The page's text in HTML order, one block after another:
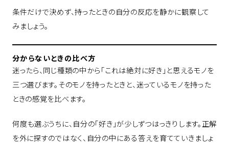
条件だけで決めず、持ったときの自分の反応を静かに観察して
みましょう。
分からないときの比べ方
迷ったら、同じ種類の中から「これは絶対に好き」と思えるモノを
三つ選びます。そのモノを持ったときと、迷っているモノを持った
ときの感覚を比べます。
何度も選ぶうちに、自分の「好き」が少しずつはっきりします。正解
を外に探すのではなく、自分の中にある答えを育てていきましょ